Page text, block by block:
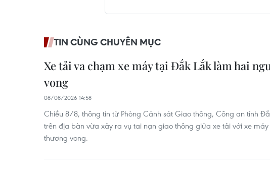
TIN CÙNG CHUYÊN MỤC
Xe tải va chạm xe máy tại Đắk Lắk làm hai
vong
08/08/2026 14:58
Chiều 8/8, thông tin từ Phòng Cảnh sát Giao thông, Công an tỉnh
trên địa bàn vừa xảy ra vụ tai nạn giao thông giữa xe tải với xe
thương vong.